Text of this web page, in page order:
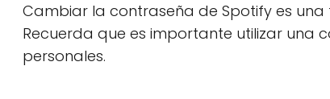
Cambiar la contraseña de Spotify es
Recuerda que es importante utilizar
personales.